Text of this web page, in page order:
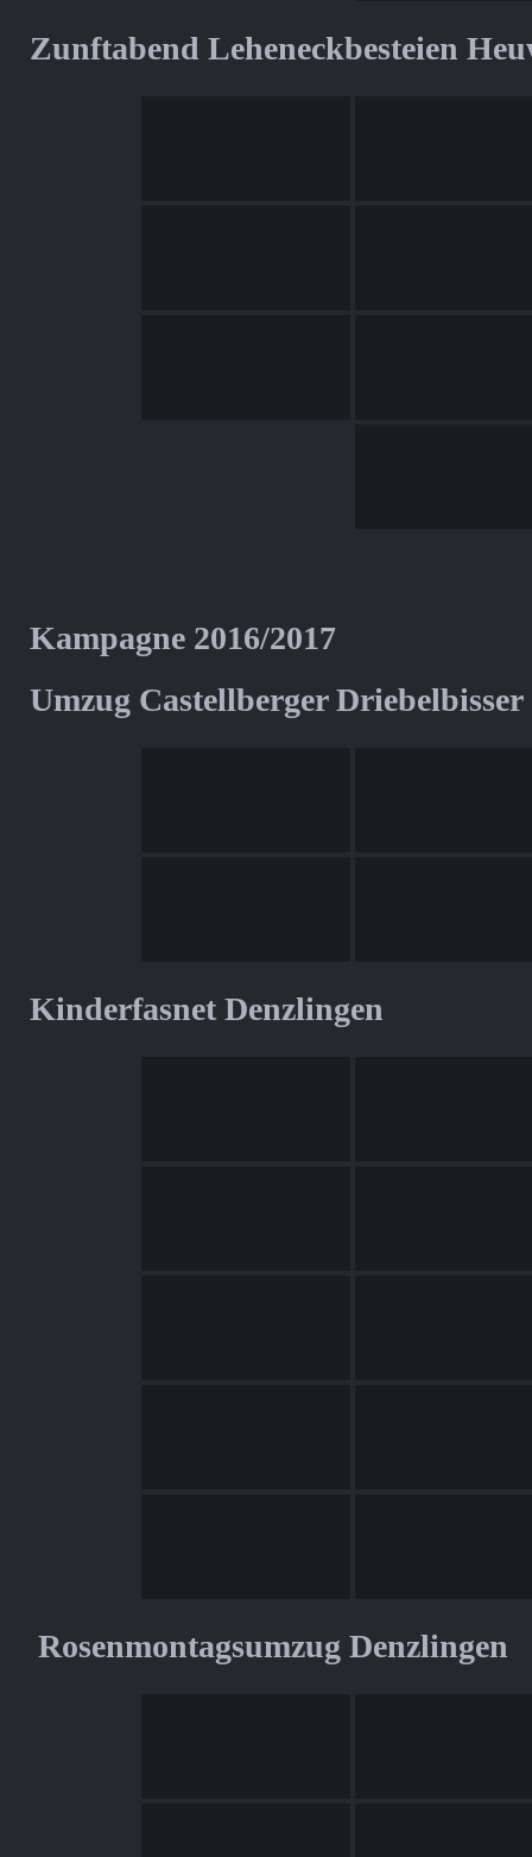
Zunftabend Leheneckbesteien
Kampagne 2016/2017
Umzug Castellberger
Kinderfasnet Denzlingen
Rosenmontagsumzug Denzlingen